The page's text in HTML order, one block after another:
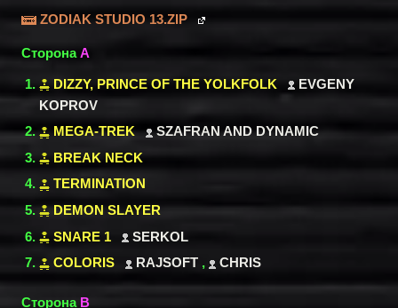
ZODIAK STUDIO 13.ZIP
СторонаA
DIZZY, PRINCE OF THE YOLKFOLK
EVGENY
KOPROV
MEGA-TREK
SZAFRAN AND DYNAMIC
BREAK NECK
TERMINATION
DEMON SLAYER
SNARE 1
SERKOL
COLORIS
RAJSOFT , CHRIS
Сторона B